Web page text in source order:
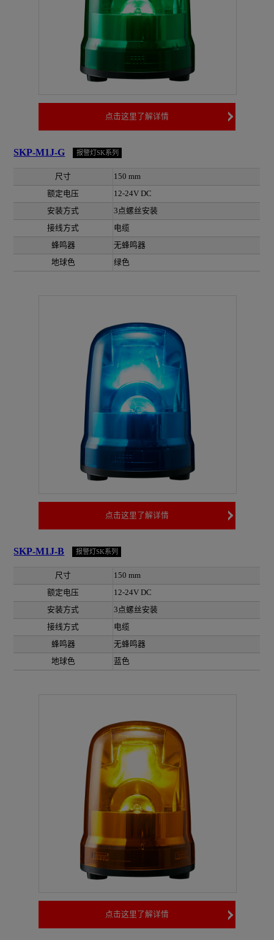
点击这里了解详情
SKP-M1J-G 报警灯SK系列
尺寸
150 mm
额定电压
12-24V DC
安装方式
3点螺丝安装
接线方式
电缆
蜂鸣器
无蜂鸣器
地球色
绿色
点击这里了解详情
SKP-M1J-B 报警灯SK系列
尺寸
150 mm
额定电压
12-24V DC
安装方式
3点螺丝安装
接线方式
电缆
蜂鸣器
无蜂鸣器
地球色
蓝色
点击这里了解详情